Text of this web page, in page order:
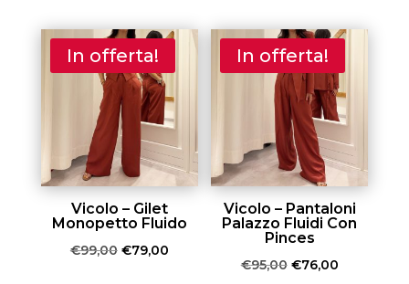
In offerta!
Vicolo – Gilet
Monopetto Fluido
€99,00 Il
€79,00Il
In offerta!
Vicolo – Pantaloni
Palazzo Fluidi Con
Pinces
€95,00 Il
€76,00Il